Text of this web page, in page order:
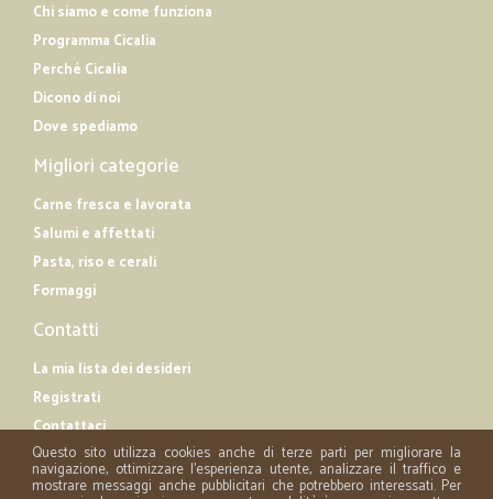
Chi siamo e come funziona
Programma Cicalia
Perché Cicalia
Dicono di noi
Dove spediamo
Migliori categorie
Carne fresca e lavorata
Salumi e affettati
Pasta, riso e cerali
Formaggi
Contatti
La mia lista dei desideri
Registrati
Contattaci
Questo sito utilizza cookies anche di terze parti per migliorare la
navigazione, ottimizzare l'esperienza utente, analizzare il traffico e
mostrare messaggi anche pubblicitari che potrebbero interessati. Per